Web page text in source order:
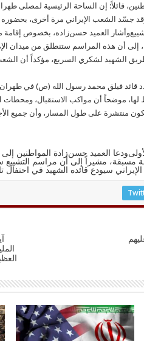
قائلاً: إن الساحة الرئيسية لمصلى
وقد جسّد الشعب الإيراني مرة أخرى،
وأشار العميد حسن‌زاده، بخصوص إقامة
إلى أن هذه المراسم ستنطلق من ميدان
طريق الشهيد لشكري السريع، مؤكداً أن
قائد فيلق محمد رسول الله (ص) في طهران
لها، موضحاً أن مواكب الاستقبال،
منتشرة على طول المسار، وأن جميع
ودعا العميد حسن‌زادة المواطنين
مسبقة، مشيراً إلى أن مراسم التشييع
سيودع قائده الشهيد في احتفال